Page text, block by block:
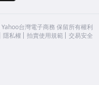
Yahoo台灣電子商務 保留所有權利
隱私權 拍賣使用規範 交易安全